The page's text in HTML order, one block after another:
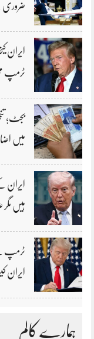
ایران
ٹرمپ
بجٹ؛
میں
ایران
ہیں
ٹرمپ
ایران
ہمارے کالم